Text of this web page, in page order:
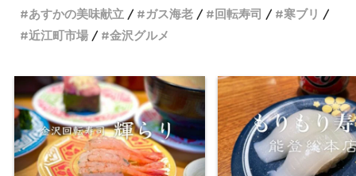
あすかの美味献立 ガス海老 回転寿司
寒ブリ
近江町市場
金沢グルメ